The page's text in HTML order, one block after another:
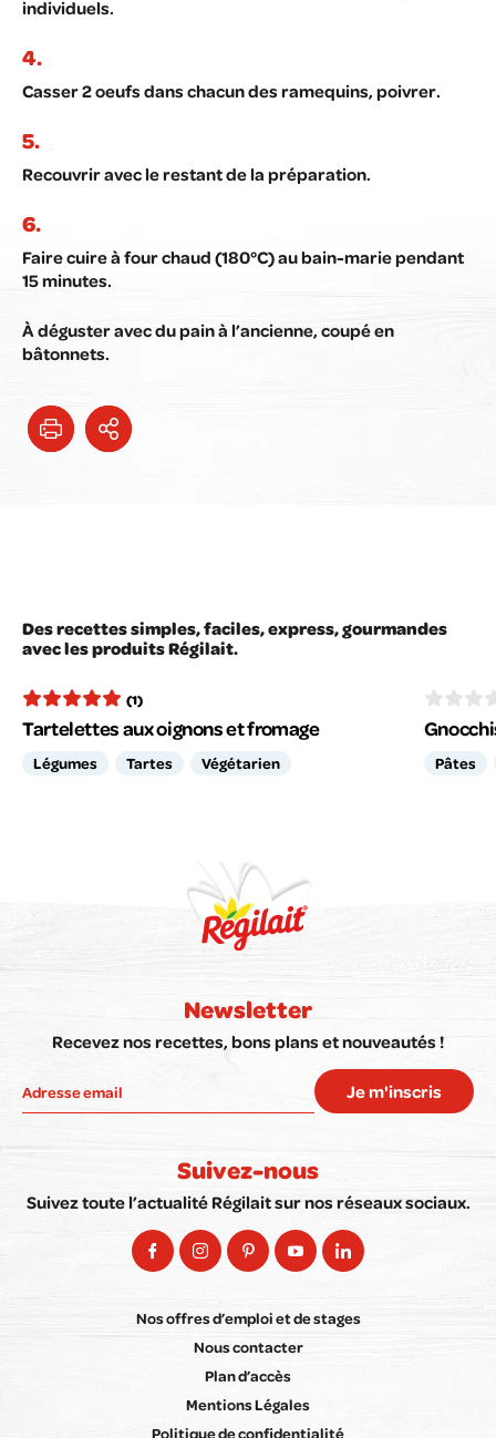
individuels.
Casser 2 oeufs dans chacun des ramequins, poivrer.
Recouvrir avec le restant de la préparation.
Faire cuire à four chaud (180°C) au bain-marie pendant
15 minutes.
À déguster avec du pain à l’ancienne, coupé en
bâtonnets.
Des recettes simples, faciles, express, gourmandes
avec les produits Régilait.
(1)
Tartelettes aux oignons et fromage
Légumes Tartes Végétarien Pâtes
Newsletter
Recevez nos recettes, bons plans et nouveautés !
Je m'inscris
Suivez-nous
Suivez toute l’actualité Régilait sur nos réseaux sociaux.
Nos offres d’emploi et de stages
Nous contacter
Plan d’accès
Mentions Légales
Politique de confidentialité